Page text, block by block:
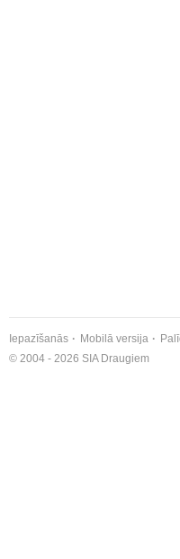
Iepazīšanās Mobilā versija
© 2004 - 2026 SIA Draugiem